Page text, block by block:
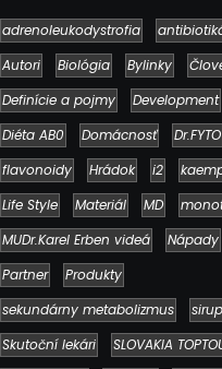
adrenoleukodystrofia
Autori
Biológia Bylinky
Definície a pojmy
Development
Diéta AB0
Domácnosť Dr.FYTO
flavonoidy
Hrádok i2
Life Style
Materiál MD
MUDr.Karel Erben videá
Nápady
Partner
Produkty
sekundárny metabolizmus
sirup
Skutoční lekári
SLOVAKIA